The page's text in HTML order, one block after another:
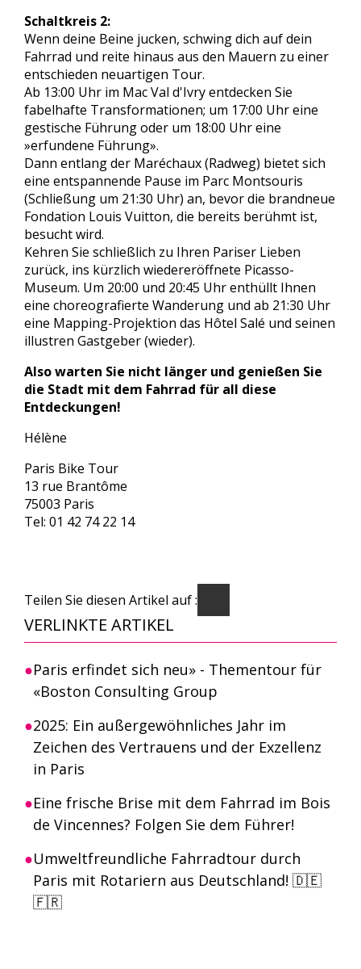
Schaltkreis 2:
Wenn deine Beine jucken, schwing dich auf dein
Fahrrad und reite hinaus aus den Mauern zu einer
entschieden neuartigen Tour.
Ab 13:00 Uhr im Mac Val d'Ivry entdecken Sie
fabelhafte Transformationen; um 17:00 Uhr eine
gestische Führung oder um 18:00 Uhr eine
»erfundene Führung».
Dann entlang der Maréchaux (Radweg) bietet sich
eine entspannende Pause im Parc Montsouris
(Schließung um 21:30 Uhr) an, bevor die brandneue
Fondation Louis Vuitton, die bereits berühmt ist,
besucht wird.
Kehren Sie schließlich zu Ihren Pariser Lieben
zurück, ins kürzlich wiedereröffnete Picasso-
Museum. Um 20:00 und 20:45 Uhr enthüllt Ihnen
eine choreografierte Wanderung und ab 21:30 Uhr
eine Mapping-Projektion das Hôtel Salé und seinen
illustren Gastgeber (wieder).
Also warten Sie nicht länger und genießen Sie
die Stadt mit dem Fahrrad für all diese
Entdeckungen!
Hélène
Paris Bike Tour
13 rue Brantôme
75003 Paris
Tel: 01 42 74 22 14
Teilen Sie diesen Artikel auf :
VERLINKTE ARTIKEL
Paris erfindet sich neu» - Thementour für
«Boston Consulting Group
2025: Ein außergewöhnliches Jahr im
Zeichen des Vertrauens und der Exzellenz
in Paris
Eine frische Brise mit dem Fahrrad im Bois
de Vincennes? Folgen Sie dem Führer!
Umweltfreundliche Fahrradtour durch
Paris mit Rotariern aus Deutschland! 🇩🇪
🇫🇷